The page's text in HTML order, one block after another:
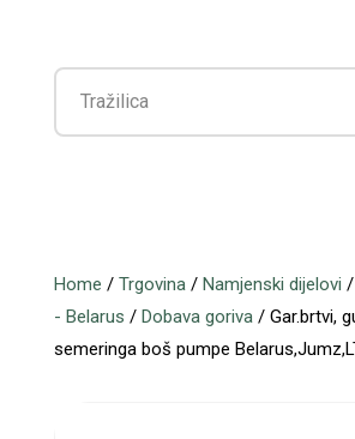
Home / Trgovina/ Namjenski dijelovi /
- Belarus / Dobava goriva/ Gar.brtvi,
semeringa boš pumpe